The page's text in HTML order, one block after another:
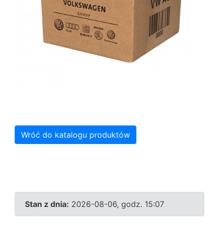
Wróć do katalogu produktów
Stan z dnia: 2026-08-06, godz. 15:07